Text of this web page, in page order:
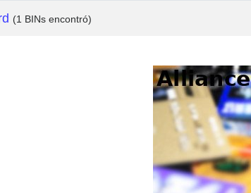
(1 BINs encontró)